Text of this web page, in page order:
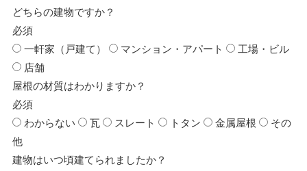
どちらの建物ですか？
必須
一軒家（戸建て）
マンション・アパート
工場・ビル
店舗
屋根の材質はわかりますか？
必須
わからない
瓦 スレート トタン 金属屋根
その
他
建物はいつ頃建てられましたか？